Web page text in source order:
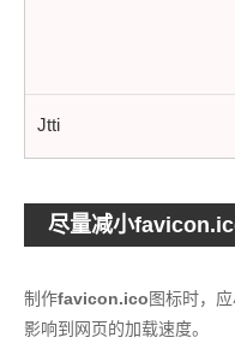
Jtti
尽量减小
制作favicon.ico图标时，
影响到网页的加载速度。